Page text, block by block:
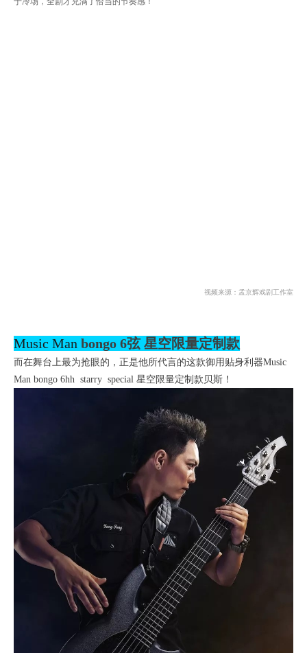
视频来源：孟京辉戏剧工作室
Music Man bongo 6弦 星空限量定制款
而在舞台上最为抢眼的，正是他所代言的这款御用贴身利器Music
Man bongo 6hh starry special 星空限量定制款贝斯！